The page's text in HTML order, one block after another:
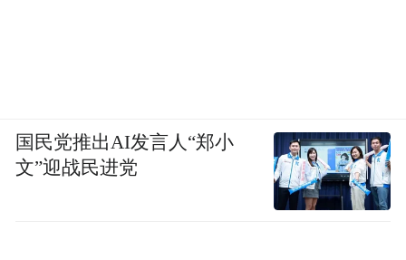
国民党推出AI发言人“郑小
文”迎战民进党